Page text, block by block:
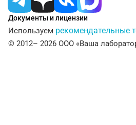
Одинцово
Орел
Документы и лицензии
Используем рекомендательные
© 2012– 2026 ООО «Ваша